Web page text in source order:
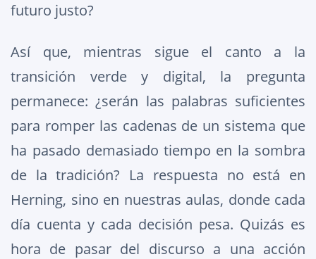
futuro justo?
Así que, mientras sigue el canto a la
transición verde y digital, la pregunta
permanece: ¿serán las palabras suficientes
para romper las cadenas de un sistema que
ha pasado demasiado tiempo en la sombra
de la tradición? La respuesta no está en
Herning, sino en nuestras aulas, donde cada
día cuenta y cada decisión pesa. Quizás es
hora de pasar del discurso a una acción